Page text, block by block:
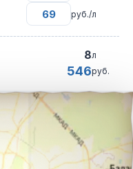
руб./л
8л
546руб.
маршрута из города